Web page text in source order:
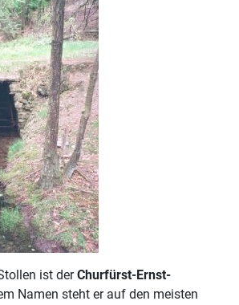
ist derChurfürst-Ernst-
Namen steht er auf den meisten